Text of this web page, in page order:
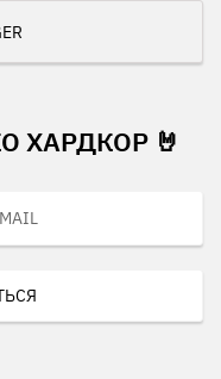
ХАРДКОР 🤘